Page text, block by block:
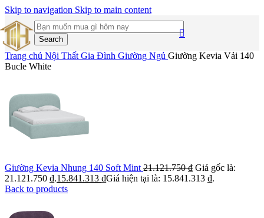
Skip to navigation Skip to main content
Search
Trang chủ Nội Thất Gia Đình Giường Ngủ Giường Kevia Vải 140
Bucle White
Giường Kevia Nhung 140 Soft Mint 21.121.750₫ Giá gốc là:
21.121.750 ₫.15.841.313 ₫Giá hiện tại là: 15.841.313 ₫.
Back to products